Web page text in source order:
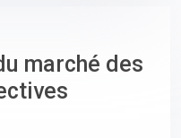
marché des